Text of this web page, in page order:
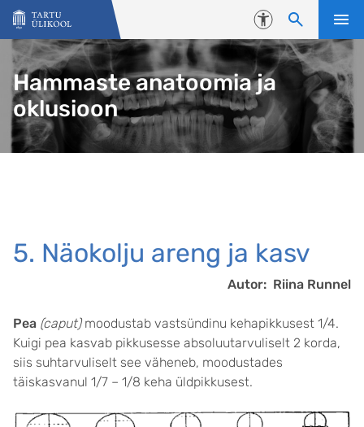
Liigu edasi põhisisu juurde
Juurdepääsetavus
Hammaste anatoomia ja
oklusioon
5. Näokolju areng ja kasv
Autor: Riina Runnel
Pea (caput) moodustab vastsündinu kehapikkusest 1/4.
Kuigi pea kasvab pikkusesse absoluutarvuliselt 2 korda,
siis suhtarvuliselt see väheneb, moodustades
täiskasvanul 1/7 – 1/8 keha üldpikkusest.